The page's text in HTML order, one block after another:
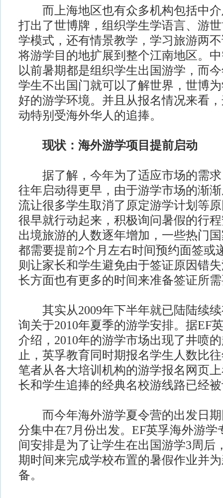
而上海地区也有众多机构包括中介
打出了世博牌，组织学生学语言、游
学模式，还有情景教学，学习旅游两
将游学目的地扩展到整个江南地区。
以前暑期都是组织学生出国游学，而
学生不出国门就可以了解世界，世博
好的游学环境。并且从报名情况来看
动特别受海外华人的追捧。
现状：海外游学项目提前启动
据了解，今年为了适应市场的需求
往年启动得更早，由于游学市场的渐
流让很多学生取消了原定游学计划等
很早就行动起来，积极询问暑假的行
出境旅游的人数逐年增加，一些热门
都需要提前2个月左右时间预约面签或
则让家长和学生避免由于签证原因错
长方面也有更多的时间来准备签证所
其实从2009年下半年就已陆陆续续
询关于2010年夏季的游学安排。据EF
介绍，2010年的游学市场出现了井喷
止，英孚教育同时期报名学生人数比
笔者从各大培训机构的游学报名网页
长和学生追捧的经典名校游线路已经
而今年海外游学夏令营的出发日期
分集中在7月份出发。EF英孚海外游学
间安排是为了让学生在出国游学3周后
期时间来完成学校布置的暑假作业并
备。